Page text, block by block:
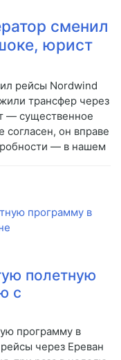
сменил
юрист
рейсы Nordwind
трансфер через
— существенное
согласен, он вправе
— в нашем
полетную
с
программу в
через Ереван